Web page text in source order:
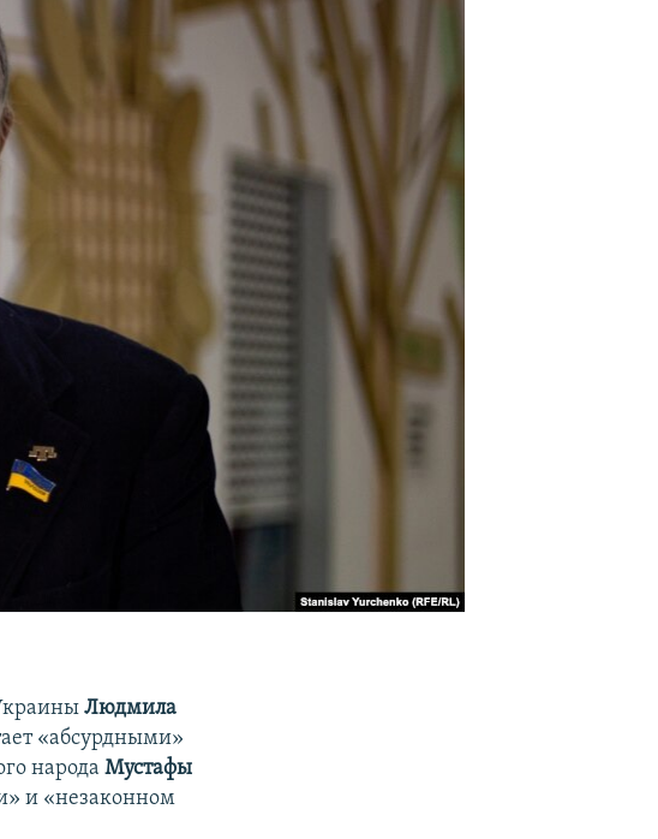
Людмила
«абсурдными»
народаМустафы
и «незаконном